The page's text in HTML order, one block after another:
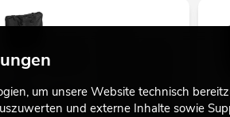
um unsere Website technisch
und externe Inhalte sowie